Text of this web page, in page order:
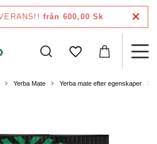
från 600,00 Sk
Yerba Mate Yerba mate efter egenskaper